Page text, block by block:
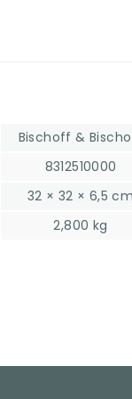
Bischoff &
8312510000
32 × 32 × 6,5
2,800 kg